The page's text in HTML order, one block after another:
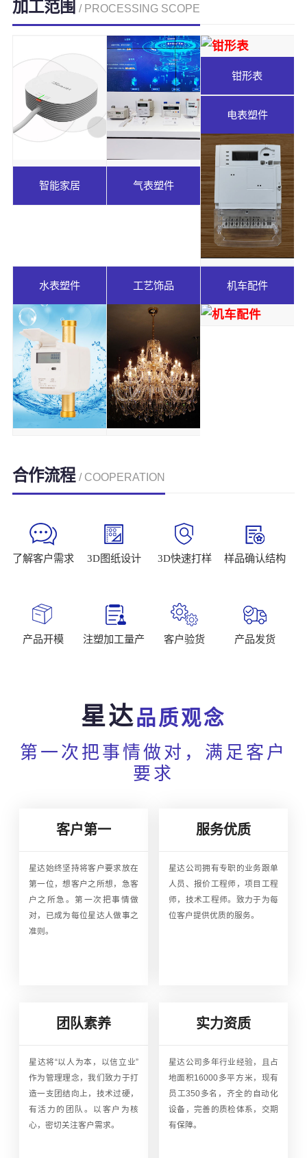
加工范围 / PROCESSING SCOPE
智能家居 气表塑件
钳形表
电表塑件
水表塑件 工艺饰品 机车配件
合作流程 / COOPERATION
了解客户需求 3D图纸设计 3D快速打样 样品确认结构
产品开模 注塑加工量产 客户验货 产品发货
星达品质观念
第一次把事情做对，满足客户
要求
客户第一
星达始终坚持将客户要求放在
第一位，想客户之所想，急客
户之所急。第一次把事情做
对，已成为每位星达人做事之
准则。
服务优质
星达公司拥有专职的业务跟单
人员、报价工程师，项目工程
师，技术工程师。致力于为每
位客户提供优质的服务。
团队素养
星达将“以人为本，以信立业”
作为管理理念，我们致力于打
造一支团结向上，技术过硬，
有活力的团队。以客户为核
心，密切关注客户需求。
实力资质
星达公司多年行业经验，且占
地面积16000多平方米，现有
员工350多名，齐全的自动化
设备，完善的质检体系，交期
有保障。